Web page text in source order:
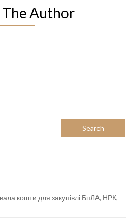
Author
кошти для закупівлі БпЛА, НРК,